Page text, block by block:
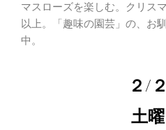
マスローズを楽しむ。クリス
以上。「趣味の園芸」の、お
中。
２/
土